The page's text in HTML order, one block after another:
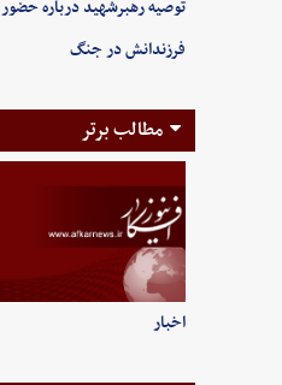
توصیه رهبرشهید درباره حضور
فرزندانش در جنگ
مطالب برتر
اخبار